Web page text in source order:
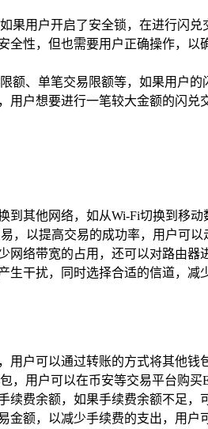
果用户开启了安全锁，在进行闪
性，但也需要用户正确操作，
额、单笔交易限额等，如果用户
户想要进行一笔较大金额的闪兑
其他网络，如从Wi-Fi切换到移
，以提高交易的成功率，用户可以
网络带宽的占用，还可以对路由
干扰，同时选择合适的信道，
用户可以通过转账的方式将其他
用户可以在币安等交易平台购买
续费余额，如果手续费余额不足
额，以减少手续费的支出，用